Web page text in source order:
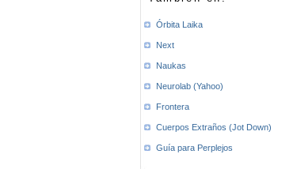
Órbita Laika
Next
Naukas
Neurolab (Yahoo)
Frontera
Cuerpos Extraños (Jot Down)
Guía para Perplejos